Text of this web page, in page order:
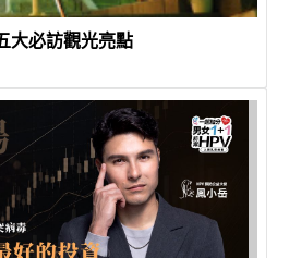
大必訪觀光亮點